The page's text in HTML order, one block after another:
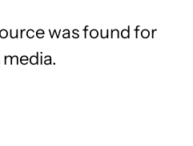
was found for